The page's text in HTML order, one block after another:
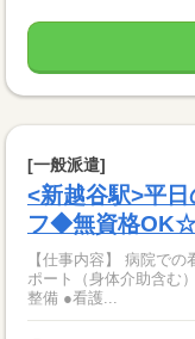
[一般派遣]
<新越谷駅>平
フ◆無資格
【仕事内容】 病院での看護助
ポート（身体介助含む
整備 ●看護...